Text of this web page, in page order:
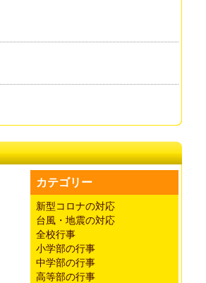
カテゴリー
新型コロナの対応
台風・地震の対応
全校行事
小学部の行事
中学部の行事
高等部の行事